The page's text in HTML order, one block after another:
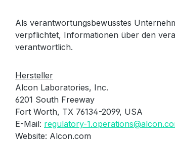
Als verantwortungsbewusstes
verpflichtet, Informationen über den
verantwortlich.
Hersteller
Alcon Laboratories, Inc.
6201 South Freeway
Fort Worth, TX 76134-2099, USA
E-Mail: regulatory-
Website: Alcon.com